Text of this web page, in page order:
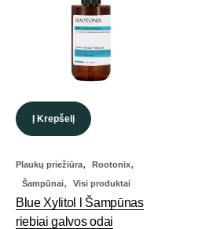
Į Krepšelį
Plaukų priežiūra, Rootonix,
Šampūnai, Visi produktai
Blue Xylitol l Šampūnas
riebiai galvos odai